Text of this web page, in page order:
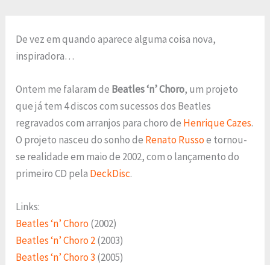
De vez em quando aparece alguma coisa nova,
inspiradora…
Ontem me falaram de Beatles ‘n’ Choro, um projeto
que já tem 4 discos com sucessos dos Beatles
regravados com arranjos para choro de Henrique Cazes.
O projeto nasceu do sonho de Renato Russoe tornou-
se realidade em maio de 2002, com o lançamento do
primeiro CD pela DeckDisc.
Links:
Beatles ‘n’ Choro(2002)
Beatles ‘n’ Choro 2(2003)
Beatles ‘n’ Choro 3 (2005)